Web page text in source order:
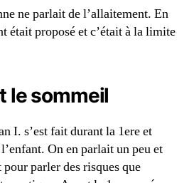
ne parlait de l’allaitement. En
était proposé et c’était à la limite
le sommeil
I. s’est fait durant la 1ere et
On en parlait un peu et
parler des risques que